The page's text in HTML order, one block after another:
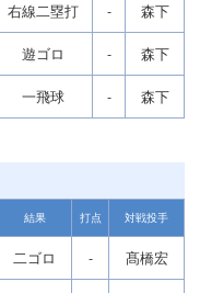
右線二塁打 - 森下
遊ゴロ - 森下
一飛球 - 森下
結果 打点 対戦投手
二ゴロ - 髙橋宏